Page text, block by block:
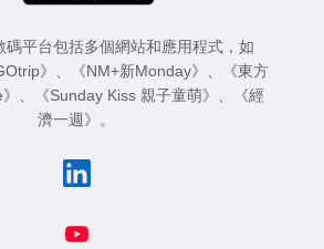
碼平台包括多個網站和應用程式，如
》 、 《NM+新Monday》 、
《東方
、 《Sunday Kiss 親子童萌》 、
《經
濟一週》 。